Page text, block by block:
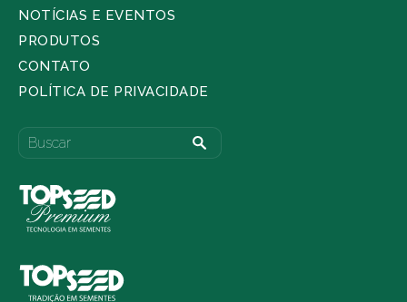
NOTÍCIAS E EVENTOS
PRODUTOS
CONTATO
POLÍTICA DE PRIVACIDADE